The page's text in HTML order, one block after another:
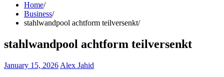
Home
Business
stahlwandpool achtform teilversenkt
stahlwandpool achtform teilversenkt
January 15, 2026 Alex Jahid